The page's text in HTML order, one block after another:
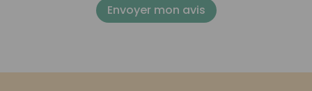
Envoyer mon avis